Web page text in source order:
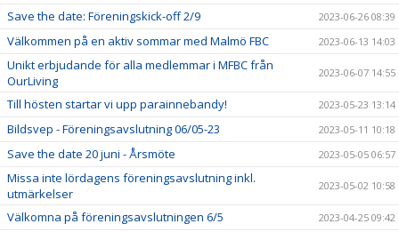
Save the date: Föreningskick-off 2/9 2023-06-26 08:39
Välkommen på en aktiv sommar med Malmö FBC 2023-06-13 14:03
Unikt erbjudande för alla medlemmar i MFBC från
OurLiving
2023-06-07 14:55
Till hösten startar vi upp parainnebandy! 2023-05-23 13:14
Bildsvep - Föreningsavslutning 06/05-23 2023-05-11 10:18
Save the date 20 juni - Årsmöte 2023-05-05 06:57
Missa inte lördagens föreningsavslutning inkl.
utmärkelser
2023-05-02 10:58
Välkomna på föreningsavslutningen 6/5 2023-04-25 09:42